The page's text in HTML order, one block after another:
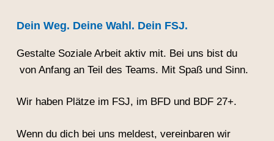
Dein Weg. Deine Wahl. Dein FSJ.
Gestalte Soziale Arbeit aktiv mit. Bei uns bist du
von Anfang an Teil des Teams. Mit Spaß und Sinn.
Wir haben Plätze im FSJ, im BFD und BDF 27+.
Wenn du dich bei uns meldest, vereinbaren wir